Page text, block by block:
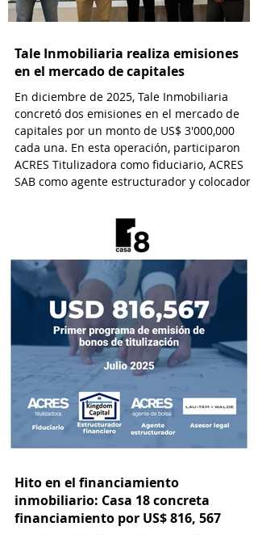
Tale Inmobiliaria realiza emisiones
en el mercado de capitales
En diciembre de 2025, Tale Inmobiliaria
concretó dos emisiones en el mercado de
capitales por un monto de US$ 3'000,000
cada una. En esta operación, participaron
ACRES Titulizadora como fiduciario, ACRES
SAB como agente estructurador y colocador,
Hito en el financiamiento
inmobiliario: Casa 18 concreta
financiamiento por US$ 816, 567